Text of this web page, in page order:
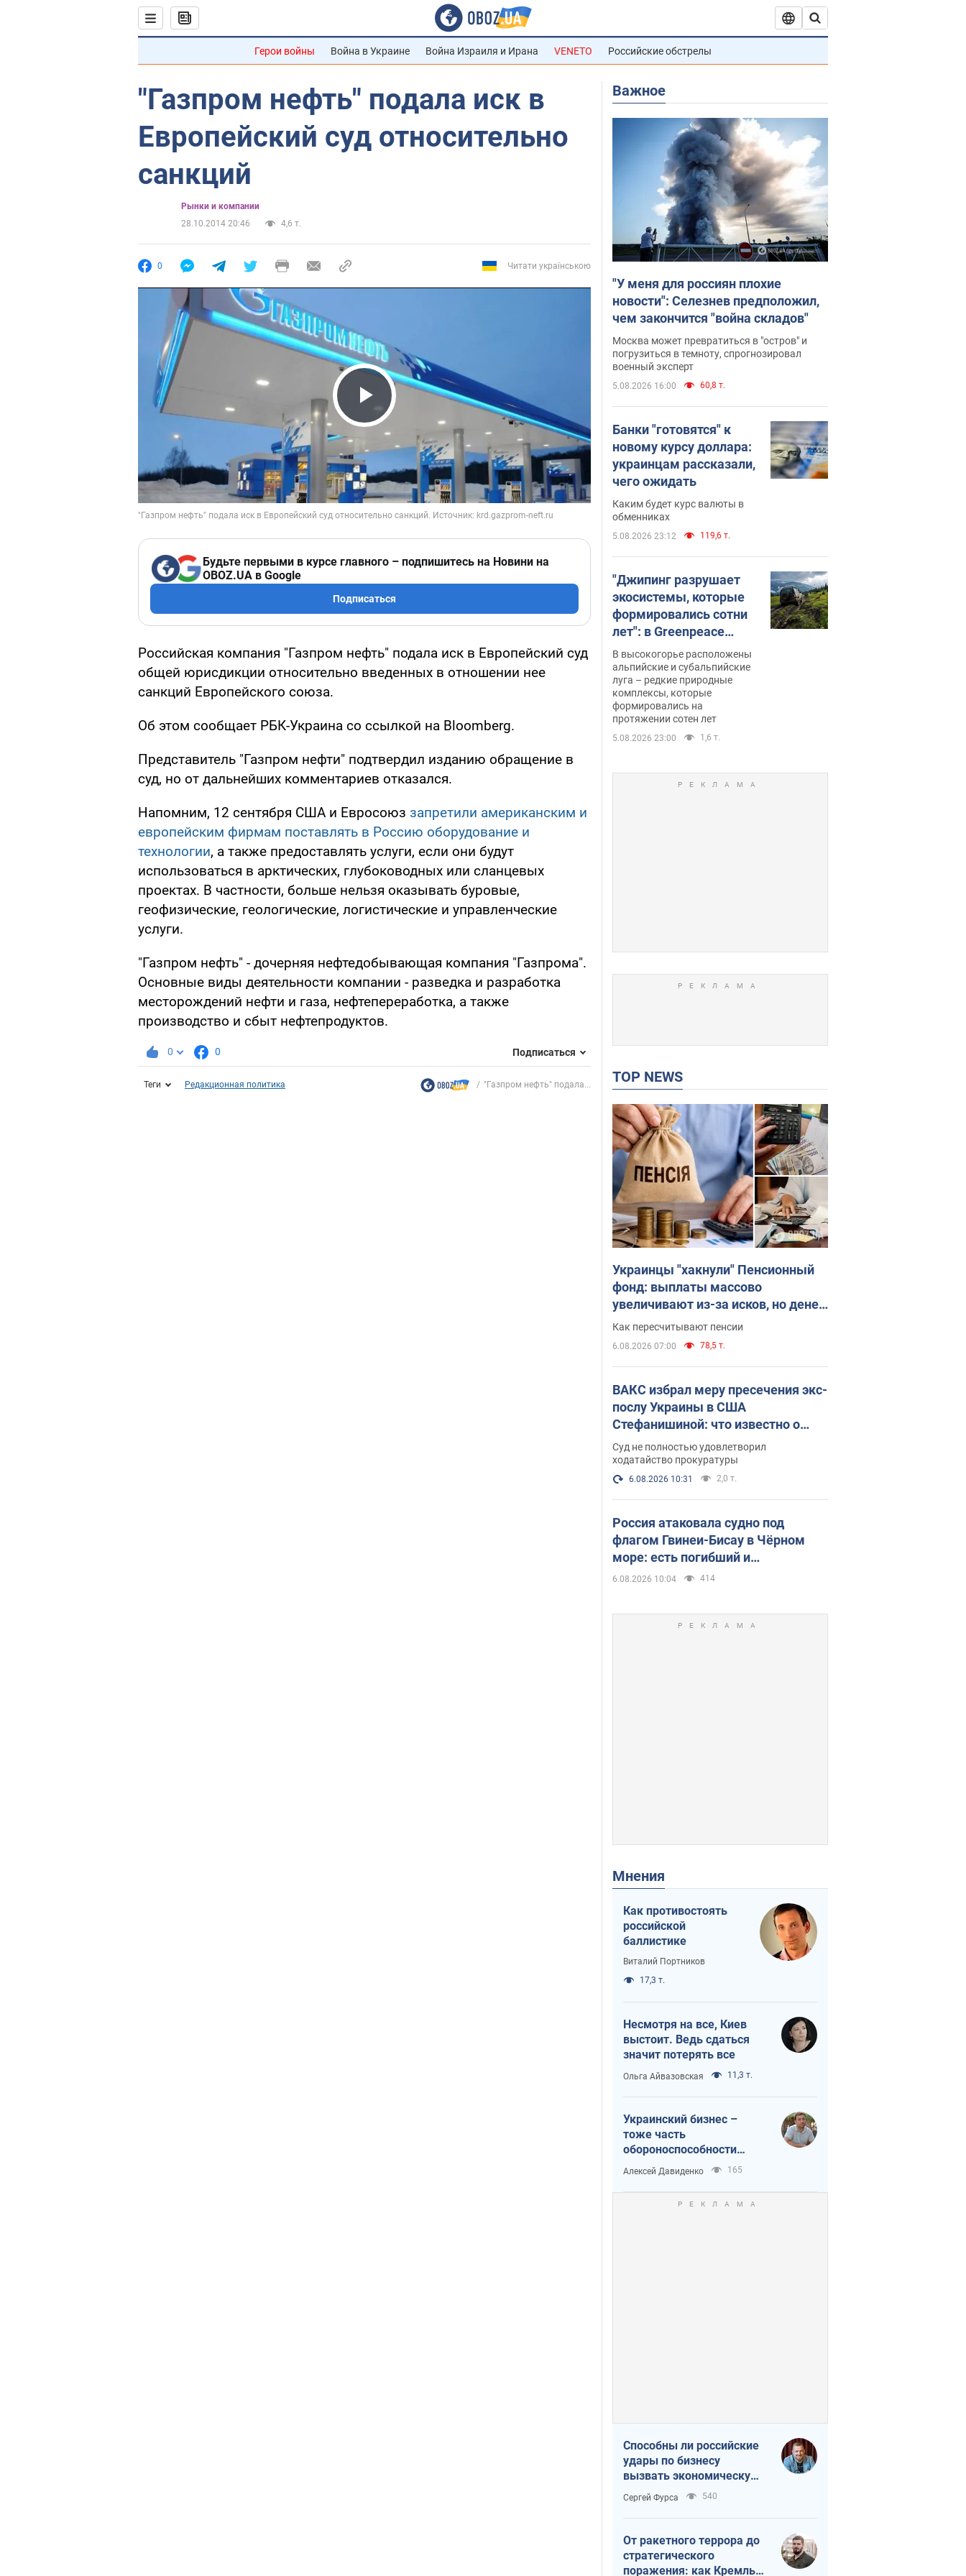
Герои войны Война в Украине Война Израиля и Ирана VENETO Российские обстрелы
"Газпром нефть" подала иск в
Европейский суд относительно
санкций
Рынки и компании
28.10.2014 20:46
4,6 т.
0 Читати українською
Play Video
Будьте первыми в курсе главного – подпишитесь на Новини на
OBOZ.UA в Google
Подписаться
Российская компания "Газпром нефть" подала иск в Европейский суд
общей юрисдикции относительно введенных в отношении нее
санкций Европейского союза.
Об этом сообщает РБК-Украина со ссылкой на Bloomberg.
Представитель "Газпром нефти" подтвердил изданию обращение в
суд, но от дальнейших комментариев отказался.
Напомним, 12 сентября США и Евросоюз запретили американским и
европейским фирмам поставлять в Россию оборудование и
технологии, а также предоставлять услуги, если они будут
использоваться в арктических, глубоководных или сланцевых
проектах. В частности, больше нельзя оказывать буровые,
геофизические, геологические, логистические и управленческие
услуги.
"Газпром нефть" - дочерняя нефтедобывающая компания "Газпрома".
Основные виды деятельности компании - разведка и разработка
месторождений нефти и газа, нефтепереработка, а также
производство и сбыт нефтепродуктов.
0 0 Подписаться
Теги Редакционная политика "Газпром нефть" подала...
Важное
"У меня для россиян плохие
новости": Селезнев предположил,
чем закончится "война складов"
Москва может превратиться в "остров" и
погрузиться в темноту, спрогнозировал
военный эксперт
5.08.2026 16:00 60,8 т.
Банки "готовятся" к
новому курсу доллара:
украинцам рассказали,
чего ожидать
Каким будет курс валюты в
обменниках
5.08.2026 23:12 119,6 т.
"Джипинг разрушает
экосистемы, которые
формировались сотни
лет": в Greenpeace
забили тревогу
В высокогорье расположены
альпийские и субальпийские
луга – редкие природные
комплексы, которые
формировались на
протяжении сотен лет
5.08.2026 23:00 1,6 т.
TOP NEWS
Украинцы "хакнули" Пенсионный
фонд: выплаты массово
увеличивают из-за исков, но денег
не хватает
Как пересчитывают пенсии
6.08.2026 07:00 78,5 т.
ВАКС избрал меру пресечения экс-
послу Украины в США
Стефанишиной: что известно о
деле
Суд не полностью удовлетворил
ходатайство прокуратуры
6.08.2026 10:31 2,0 т.
Россия атаковала судно под
флагом Гвинеи-Бисау в Чёрном
море: есть погибший и
пострадавшие
6.08.2026 10:04 414
Мнения
Как противостоять
российской
баллистике
Виталий Портников
17,3 т.
Несмотря на все, Киев
выстоит. Ведь сдаться
значит потерять все
Ольга Айвазовская 11,3 т.
Украинский бизнес –
тоже часть
обороноспособности
страны. Не отдавайте их
рынок чужим
Алексей Давиденко 165
Способны ли российские
удары по бизнесу
вызвать экономическую
катастрофу?
Сергей Фурса 540
От ракетного террора до
стратегического
поражения: как Кремль